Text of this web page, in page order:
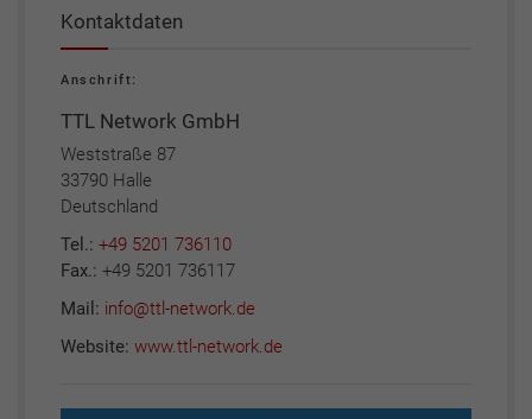
Kontaktdaten
Anschrift:
TTL Network GmbH
Weststraße 87
33790 Halle
Deutschland
Tel.: +49 5201 736110
Fax.: +49 5201 736117
Mail: info@ttl-network.de
Website: www.ttl-network.de